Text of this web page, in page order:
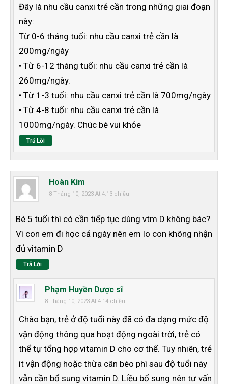
Đây là nhu cầu canxi trẻ cần trong những giai đoạn
này:
Từ 0-6 tháng tuổi: nhu cầu canxi trẻ cần là
200mg/ngày
• Từ 6-12 tháng tuổi: nhu cầu canxi trẻ cần là
260mg/ngày.
• Từ 1-3 tuổi: nhu cầu canxi trẻ cần là 700mg/ngày
• Từ 4-8 tuổi: nhu cầu canxi trẻ cần là
1000mg/ngày. Chúc bé vui khỏe
Trả Lời
Hoàn Kim
8 Tháng 10, 2023 At 4:13 chiều
Bé 5 tuổi thì có cần tiếp tục dùng vtm D không bác?
Vì con em đi học cả ngày nên em lo con không nhận
đủ vitamin D
Trả Lời
Phạm Huyền Dược sĩ
8 Tháng 10, 2023 At 4:14 chiều
Chào bạn, trẻ ở độ tuổi này đã có đa dạng mức độ
vận động thông qua hoạt động ngoài trời, trẻ có
thể tự tổng hợp vitamin D cho cơ thể. Tuy nhiên, trẻ
ít vận động hoặc thừa cân béo phì sau độ tuổi này
vẫn cần bổ sung vitamin D. Liều bổ sung nên tư vấn